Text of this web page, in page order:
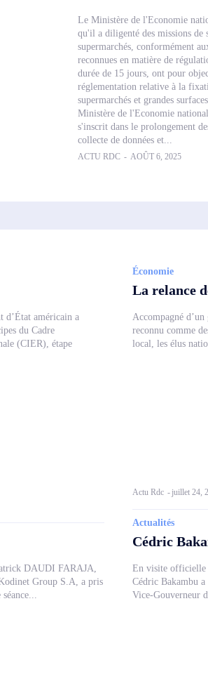
Le Ministère de l'Economie
qu'il a diligenté des missions de
supermarchés, conformément
reconnues en matière de
durée de 15 jours, ont pour
réglementation relative à la
supermarchés et grandes
Ministère de l'Economie
s'inscrit dans le prolongement
collecte de données et...
ACTU RDC - AOÛT 6, 2025
d’État américain a
du Cadre
(CIER), étape
Économie
La relance
Accompagné d’un
reconnu comme
local, les élus
Actu Rdc - juillet 24,
DAUDI FARAJA,
Group S.A, a pris
Actualités
Cédric
En visite officielle
Cédric Bakambu
Vice-Gouverneur